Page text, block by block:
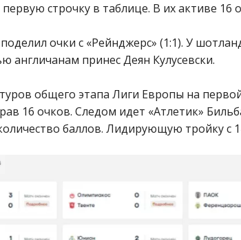
строчку в таблице. В их активе 16
очки с «Рейнджерс» (1:1). У
англичанам принес Деян Кулусевски.
общего этапа Лиги Европы на
16 очков. Следом идет «Атлетик»
баллов. Лидирующую тройку с